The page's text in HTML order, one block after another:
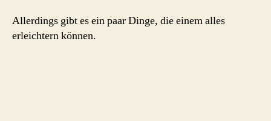
Allerdings gibt es ein paar Dinge, die einem alles
erleichtern können.